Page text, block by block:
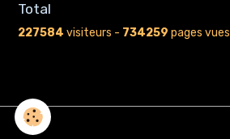
Total
227584 visiteurs - 734259 pages vues